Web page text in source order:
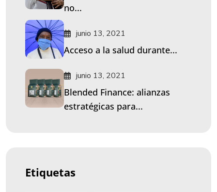
no...
junio 13, 2021
Acceso a la salud durante...
junio 13, 2021
Blended Finance: alianzas
estratégicas para...
Etiquetas